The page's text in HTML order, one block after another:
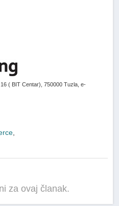
( BIT Centar), 750000 Tuzla, e-
,
za ovaj članak.